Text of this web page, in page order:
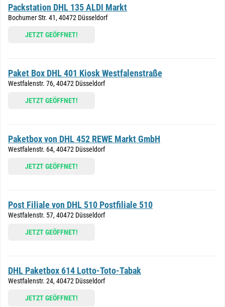
Packstation DHL 135 ALDI Markt
Bochumer Str. 41, 40472 Düsseldorf
JETZT GEÖFFNET!
Paket Box DHL 401 Kiosk Westfalenstraße
Westfalenstr. 76, 40472 Düsseldorf
JETZT GEÖFFNET!
Paketbox von DHL 452 REWE Markt GmbH
Westfalenstr. 64, 40472 Düsseldorf
JETZT GEÖFFNET!
Post Filiale von DHL 510 Postfiliale 510
Westfalenstr. 57, 40472 Düsseldorf
JETZT GEÖFFNET!
DHL Paketbox 614 Lotto-Toto-Tabak
Westfalenstr. 24, 40472 Düsseldorf
JETZT GEÖFFNET!